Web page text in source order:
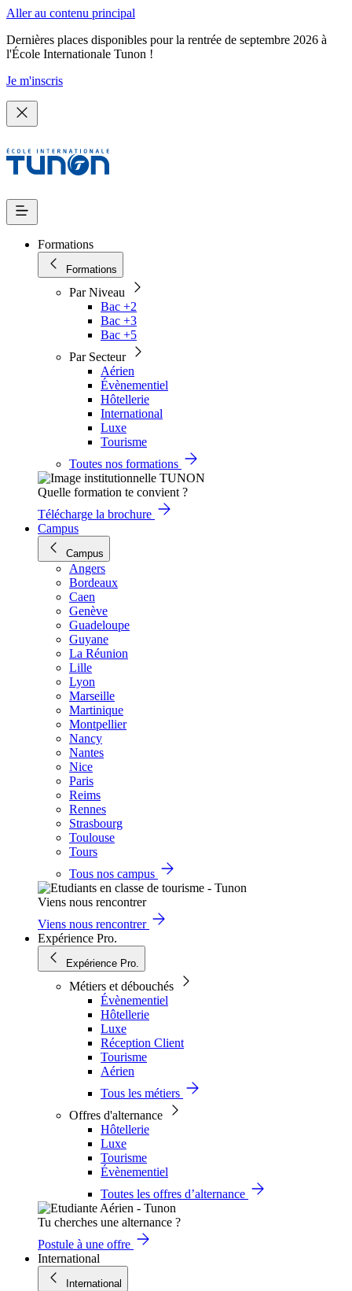
Aller au contenu principal
Dernières places disponibles pour la rentrée de septembre 2026 à
l'École Internationale Tunon !
Je m'inscris
Formations
Formations
Par Niveau
Bac +2
Bac +3
Bac +5
Par Secteur
Aérien
Évènementiel
Hôtellerie
International
Luxe
Tourisme
Toutes nos formations
Quelle formation te convient ?
Télécharge la brochure
Campus
Campus
Angers
Bordeaux
Caen
Genève
Guadeloupe
Guyane
La Réunion
Lille
Lyon
Marseille
Martinique
Montpellier
Nancy
Nantes
Nice
Paris
Reims
Rennes
Strasbourg
Toulouse
Tours
Tous nos campus
Viens nous rencontrer
Viens nous rencontrer
Expérience Pro.
Expérience Pro.
Métiers et débouchés
Évènementiel
Hôtellerie
Luxe
Réception Client
Tourisme
Aérien
Tous les métiers
Offres d'alternance
Hôtellerie
Luxe
Tourisme
Évènementiel
Toutes les offres d’alternance
Tu cherches une alternance ?
Postule à une offre
International
International